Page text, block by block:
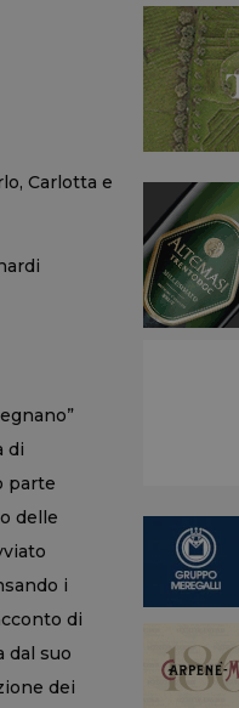
Carlotta e
di
parte
delle
i
di
dal suo
dei